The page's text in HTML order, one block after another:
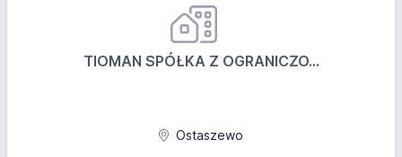
TIOMAN SPÓŁKA Z OGRANICZO...
Ostaszewo